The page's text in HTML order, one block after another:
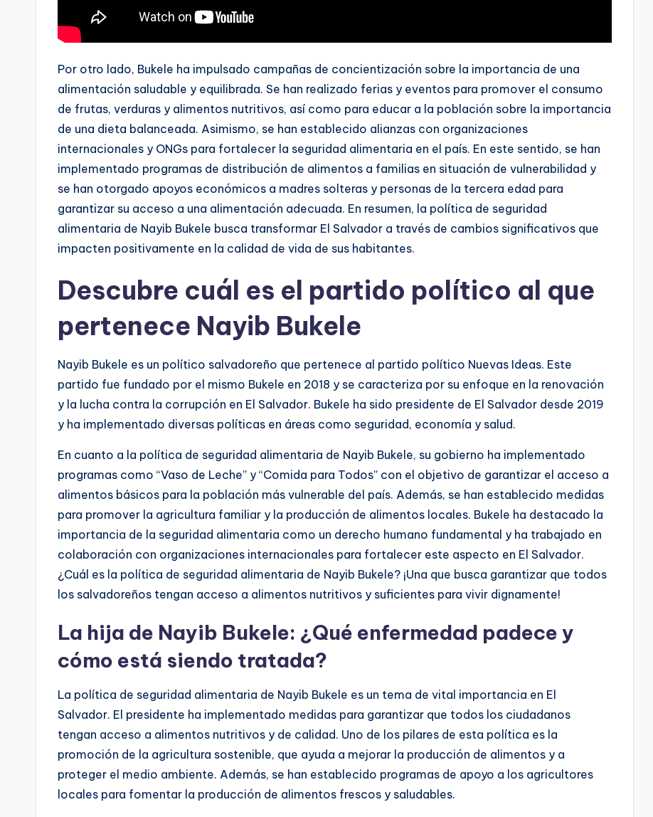
Por otro lado, Bukele ha impulsado campañas de concientización sobre la importancia de una
alimentación saludable y equilibrada. Se han realizado ferias y eventos para promover el consumo
de frutas, verduras y alimentos nutritivos, así como para educar a la población sobre la importancia
de una dieta balanceada. Asimismo, se han establecido alianzas con organizaciones
internacionales y ONGs para fortalecer la seguridad alimentaria en el país. En este sentido, se han
implementado programas de distribución de alimentos a familias en situación de vulnerabilidad y
se han otorgado apoyos económicos a madres solteras y personas de la tercera edad para
garantizar su acceso a una alimentación adecuada. En resumen, la política de seguridad
alimentaria de Nayib Bukele busca transformar El Salvador a través de cambios significativos que
impacten positivamente en la calidad de vida de sus habitantes.
Descubre cuál es el partido político al que
pertenece Nayib Bukele
Nayib Bukele es un político salvadoreño que pertenece al partido político Nuevas Ideas. Este
partido fue fundado por el mismo Bukele en 2018 y se caracteriza por su enfoque en la renovación
y la lucha contra la corrupción en El Salvador. Bukele ha sido presidente de El Salvador desde 2019
y ha implementado diversas políticas en áreas como seguridad, economía y salud.
En cuanto a la política de seguridad alimentaria de Nayib Bukele, su gobierno ha implementado
programas como “Vaso de Leche” y “Comida para Todos” con el objetivo de garantizar el acceso a
alimentos básicos para la población más vulnerable del país. Además, se han establecido medidas
para promover la agricultura familiar y la producción de alimentos locales. Bukele ha destacado la
importancia de la seguridad alimentaria como un derecho humano fundamental y ha trabajado en
colaboración con organizaciones internacionales para fortalecer este aspecto en El Salvador.
¿Cuál es la política de seguridad alimentaria de Nayib Bukele? ¡Una que busca garantizar que todos
los salvadoreños tengan acceso a alimentos nutritivos y suficientes para vivir dignamente!
La hija de Nayib Bukele: ¿Qué enfermedad padece y
cómo está siendo tratada?
La política de seguridad alimentaria de Nayib Bukele es un tema de vital importancia en El
Salvador. El presidente ha implementado medidas para garantizar que todos los ciudadanos
tengan acceso a alimentos nutritivos y de calidad. Uno de los pilares de esta política es la
promoción de la agricultura sostenible, que ayuda a mejorar la producción de alimentos y a
proteger el medio ambiente. Además, se han establecido programas de apoyo a los agricultores
locales para fomentar la producción de alimentos frescos y saludables.